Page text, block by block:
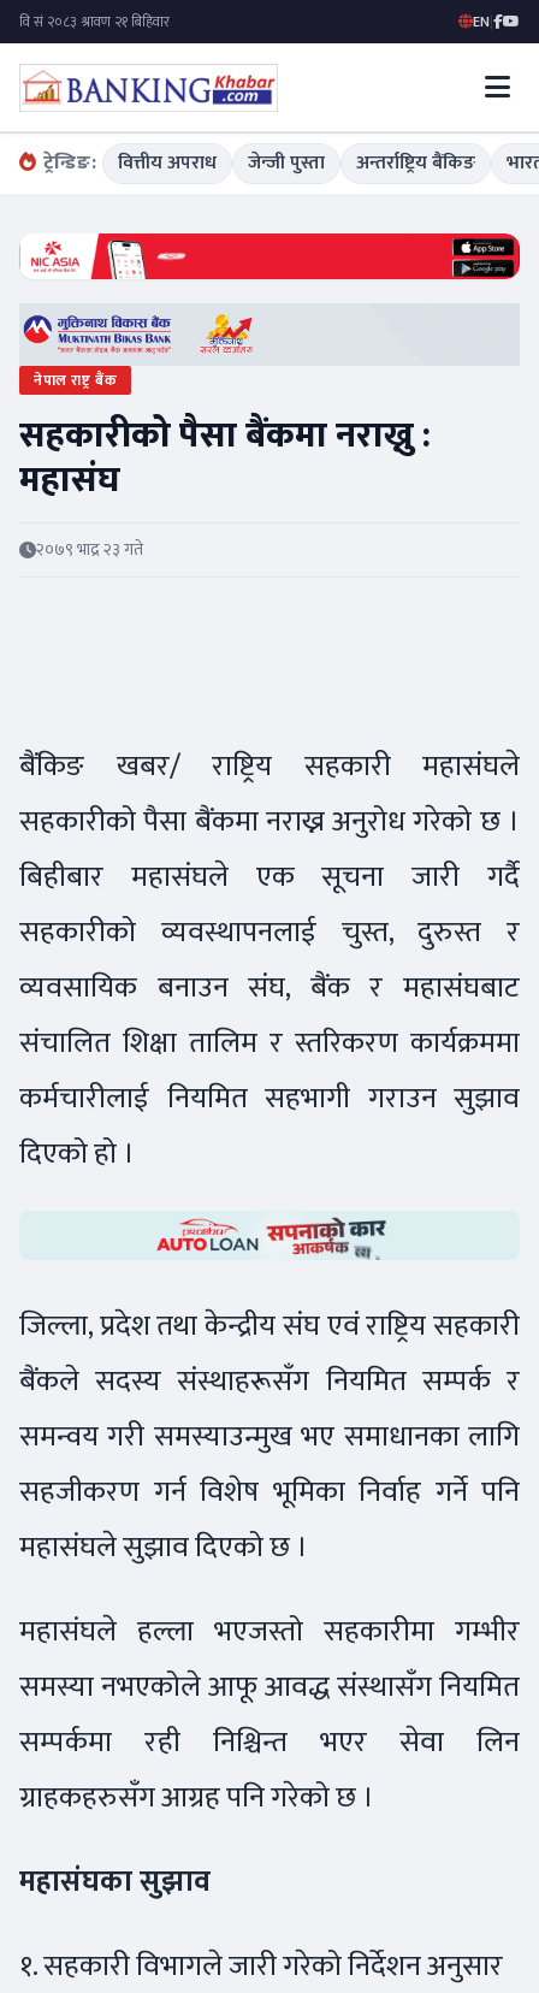
EN|
ट्रेन्डिङ: वित्तीय अपराध जेन्जी पुस्ता अन्तर्राष्ट्रिय बैंकिङ
नेपाल राष्ट्र बैंक
सहकारीको पैसा बैंकमा नराख्नु :
महासंघ
२०७९ भाद्र २३ गते
बैंकिङ खबर/ राष्ट्रिय सहकारी महासंघले
सहकारीको पैसा बैंकमा नराख्न अनुरोध गरेको छ ।
बिहीबार महासंघले एक सूचना जारी गर्दै
सहकारीको व्यवस्थापनलाई चुस्त, दुरुस्त र
व्यवसायिक बनाउन संघ, बैंक र महासंघबाट
संचालित शिक्षा तालिम र स्तरिकरण कार्यक्रममा
कर्मचारीलाई नियमित सहभागी गराउन सुझाव
दिएको हो ।
जिल्ला, प्रदेश तथा केन्द्रीय संघ एवं राष्ट्रिय सहकारी
बैंकले सदस्य संस्थाहरूसँग नियमित सम्पर्क र
समन्वय गरी समस्याउन्मुख भए समाधानका लागि
सहजीकरण गर्न विशेष भूमिका निर्वाह गर्ने पनि
महासंघले सुझाव दिएको छ ।
महासंघले हल्ला भएजस्तो सहकारीमा गम्भीर
समस्या नभएकोले आफू आवद्ध संस्थासँग नियमित
सम्पर्कमा रही निश्चिन्त भएर सेवा लिन
ग्राहकहरुसँग आग्रह पनि गरेको छ ।
महासंघका सुझाव
१. सहकारी विभागले जारी गरेको निर्देशन अनुसार